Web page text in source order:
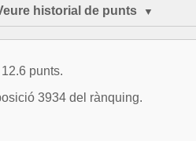
historial de punts
punts.
3934 del rànquing.